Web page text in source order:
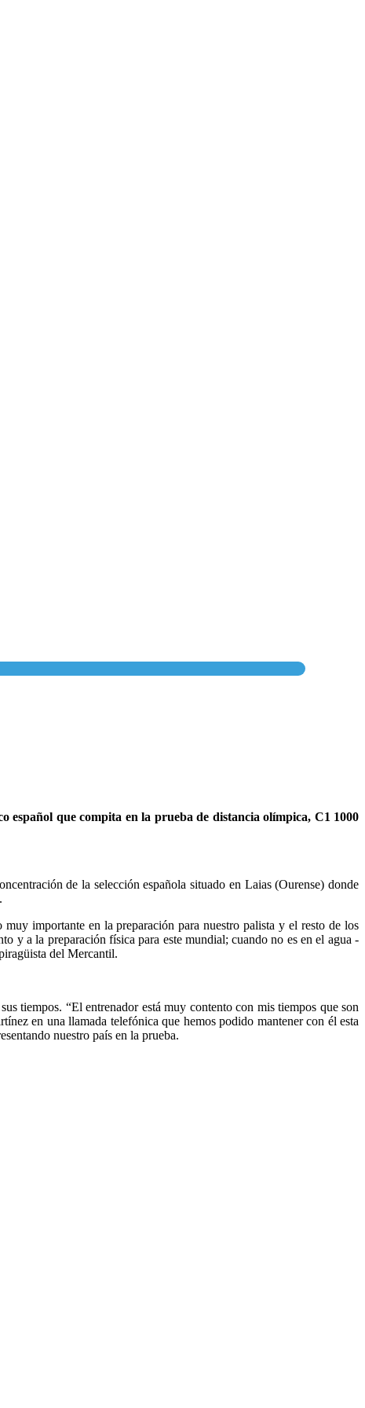
español que compita en la prueba de distancia olímpica, C1 1000
de la selección española situado en Laias (Ourense) donde
importante en la preparación para nuestro palista y el resto de los
y a la preparación física para este mundial; cuando no es en el agua -
del Mercantil.
tiempos. “El entrenador está muy contento con mis tiempos que son
en una llamada telefónica que hemos podido mantener con él esta
nuestro país en la prueba.